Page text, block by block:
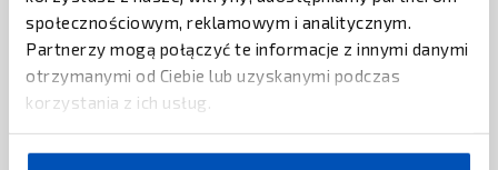
społecznościowym, reklamowym i analitycznym.
Partnerzy mogą połączyć te informacje z innymi danymi
otrzymanymi od Ciebie lub uzyskanymi podczas
korzystania z ich usług.
ZAPYTAJ O CENĘ
EXTREME NETWORKS
Extreme Networks Zero Trust
Network Access
ZAPYTAJ O CENĘ